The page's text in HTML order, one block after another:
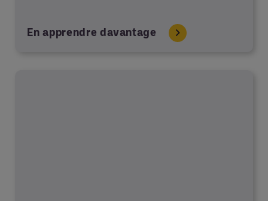
En apprendre davantage